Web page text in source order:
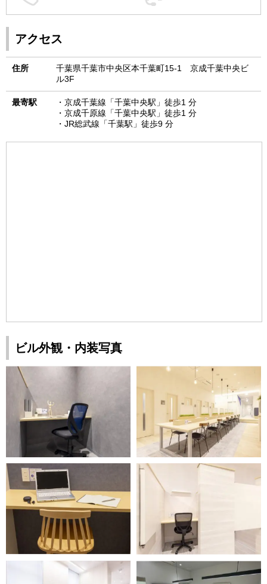
アクセス
住所
千葉県千葉市中央区本千葉町15-1 京成千葉中央ビ
ル3F
最寄駅
・京成千葉線「千葉中央駅」徒歩1 分
・京成千原線「千葉中央駅」徒歩1 分
・JR総武線「千葉駅」徒歩9 分
ビル外観・内装写真